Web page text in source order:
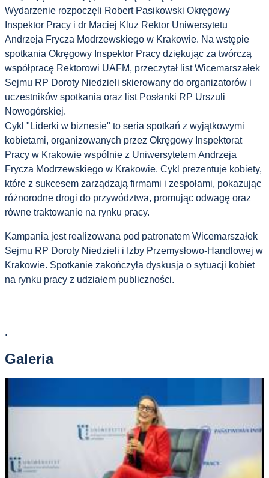
Wydarzenie rozpoczęli Robert Pasikowski Okręgowy
Inspektor Pracy i dr Maciej Kluz Rektor Uniwersytetu
Andrzeja Frycza Modrzewskiego w Krakowie. Na wstępie
spotkania Okręgowy Inspektor Pracy dziękując za twórczą
współpracę Rektorowi UAFM, przeczytał list Wicemarszałek
Sejmu RP Doroty Niedzieli skierowany do organizatorów i
uczestników spotkania oraz list Posłanki RP Urszuli
Nowogórskiej.
Cykl "Liderki w biznesie" to seria spotkań z wyjątkowymi
kobietami, organizowanych przez Okręgowy Inspektorat
Pracy w Krakowie wspólnie z Uniwersytetem Andrzeja
Frycza Modrzewskiego w Krakowie. Cykl prezentuje kobiety,
które z sukcesem zarządzają firmami i zespołami, pokazując
różnorodne drogi do przywództwa, promując odwagę oraz
równe traktowanie na rynku pracy.
Kampania jest realizowana pod patronatem Wicemarszałek
Sejmu RP Doroty Niedzieli i Izby Przemysłowo-Handlowej w
Krakowie. Spotkanie zakończyła dyskusja o sytuacji kobiet
na rynku pracy z udziałem publiczności.
.
Galeria